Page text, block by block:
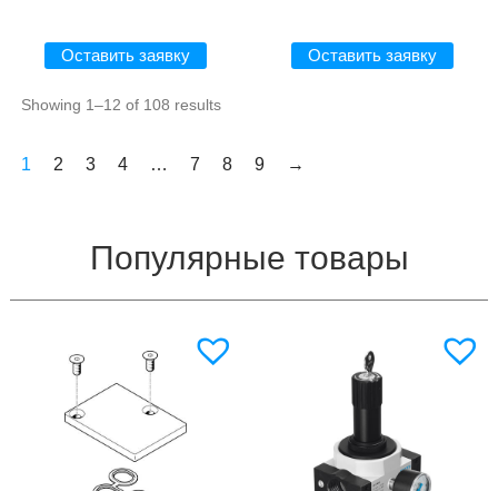
Оставить заявку Оставить заявку
Showing 1–12 of 108 results
1 2 3 4 … 7 8 9 →
Популярные товары